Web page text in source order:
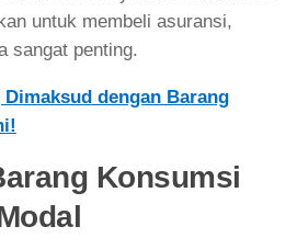
untuk membeli asuransi,
sangat penting.
Dimaksud dengan Barang
Konsumsi